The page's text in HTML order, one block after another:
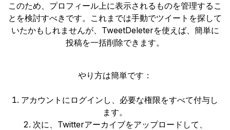
このため、プロフィール上に表示されるものを管理するこ
とを検討すべきです。これまでは手動でツイートを探して
いたかもしれませんが、TweetDeleterを使えば、簡単に
投稿を一括削除できます。
やり方は簡単です：
アカウントにログインし、必要な権限をすべて付与し
ます。
次に、Twitterアーカイブをアップロードして、